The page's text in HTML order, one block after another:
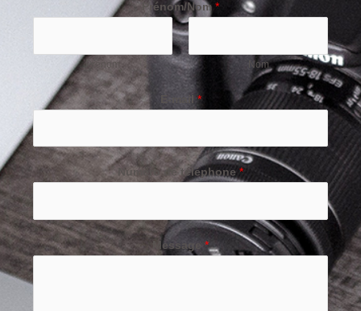
Prénom/Nom *
Prénom Nom
E-mail *
Numéro de téléphone *
Message *